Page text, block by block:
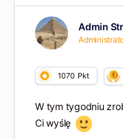
Admin
1070 Pkt
W tym tygodniu
Ci wyślę